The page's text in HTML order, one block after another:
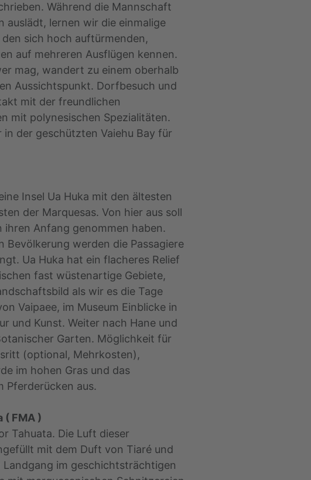
Während die Mannschaft
auslädt, lernen wir die einmalige
sich hoch auftürmenden,
auf mehreren Ausflügen kennen.
mag, wandert zu einem oberhalb
Aussichtspunkt. Dorfbesuch und
mit der freundlichen
mit polynesischen Spezialitäten.
der geschützten Vaiehu Bay für
Insel Ua Huka mit den ältesten
der Marquesas. Von hier aus soll
ihren Anfang genommen haben.
Bevölkerung werden die Passagiere
Ua Huka hat ein flacheres Relief
fast wüstenartige Gebiete,
als wir es die Tage
Vaipaee, im Museum Einblicke in
und Kunst. Weiter nach Hane und
Garten. Möglichkeit für
(optional, Mehrkosten),
im hohen Gras und das
Pferderücken aus.
( FMA )
Tahuata. Die Luft dieser
mit dem Duft von Tiaré und
Landgang im geschichtsträchtigen